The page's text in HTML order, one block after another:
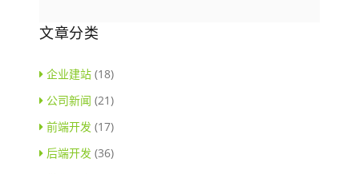
文章分类
企业建站 (18)
公司新闻 (21)
前端开发 (17)
后端开发 (36)